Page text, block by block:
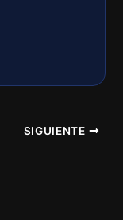
SIGUIENTE